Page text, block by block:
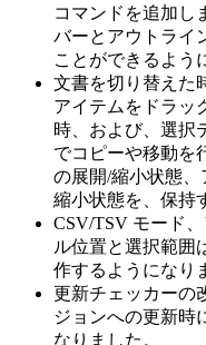
コマンドを追加し
バーとアウトライ
ことができるよう
文書を切り替えた
アイテムをドラッ
時、および、選択
でコピーや移動を
の展開/縮小状態
縮小状態を、保持
CSV/TSV モード
ル位置と選択範囲
作するようになり
更新チェッカーの
ジョンへの更新時
なりました。